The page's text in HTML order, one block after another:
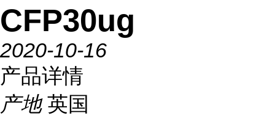
CFP30ug
2020-10-16
产品详情
产地 英国